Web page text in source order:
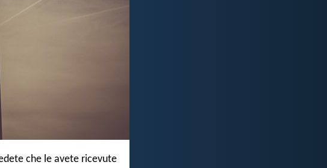
che le avete ricevute